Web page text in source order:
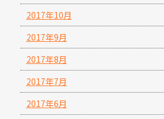
2017年10月
2017年9月
2017年8月
2017年7月
2017年6月